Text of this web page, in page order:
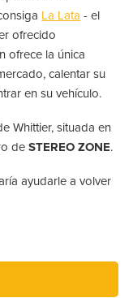
La Lata - el
ofrecido
ofrece la única
calentar su
en su vehículo.
Whittier, situada en
deSTEREO ZONE.
ayudarle a volver